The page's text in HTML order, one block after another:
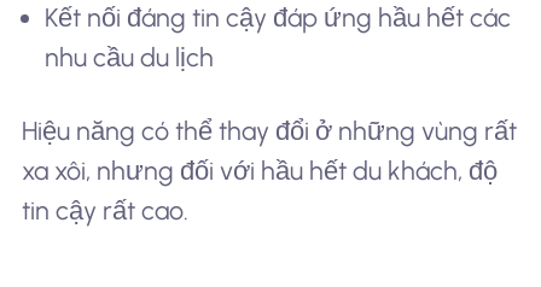
Kết nối đáng tin cậy đáp ứng hầu hết các
nhu cầu du lịch
Hiệu năng có thể thay đổi ở những vùng rất
xa xôi, nhưng đối với hầu hết du khách, độ
tin cậy rất cao.